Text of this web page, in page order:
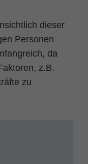
dieser
Personen
da
z.B.
zu